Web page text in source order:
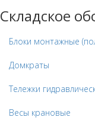
Складское
Блоки монтажные
Домкраты
Тележки
Весы крановые